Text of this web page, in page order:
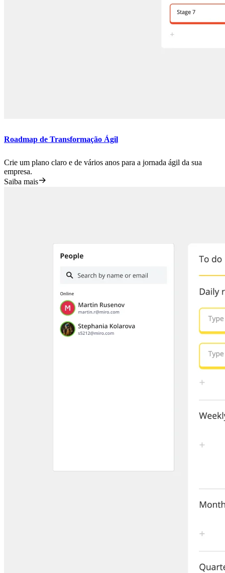
Roadmap de Transformação Ágil
Crie um plano claro e de vários anos para a jornada ágil da sua
empresa.
Saiba mais